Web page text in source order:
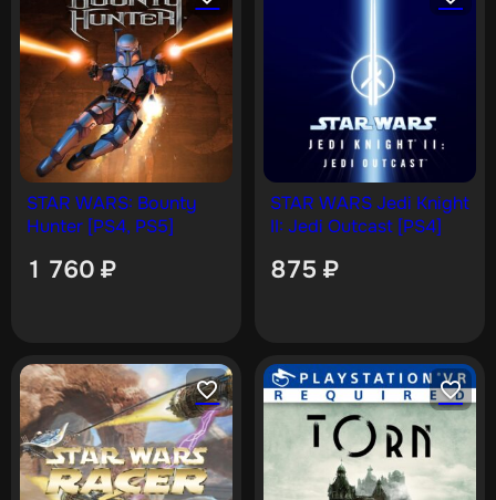
STAR WARS: Bounty
Hunter [PS4, PS5]
1 760 ₽
STAR WARS Jedi Knight
II: Jedi Outcast [PS4]
875 ₽